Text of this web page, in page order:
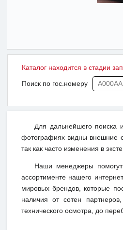
Каталог находится в стадии
Поиск по гос.номеру
Для дальнейшего поиска
фотографиях видны внешние
так как часто изменения в
Наши менеджеры
ассортименте нашего
мировых брендов, которые
наличия от сотен
технического осмотра, до